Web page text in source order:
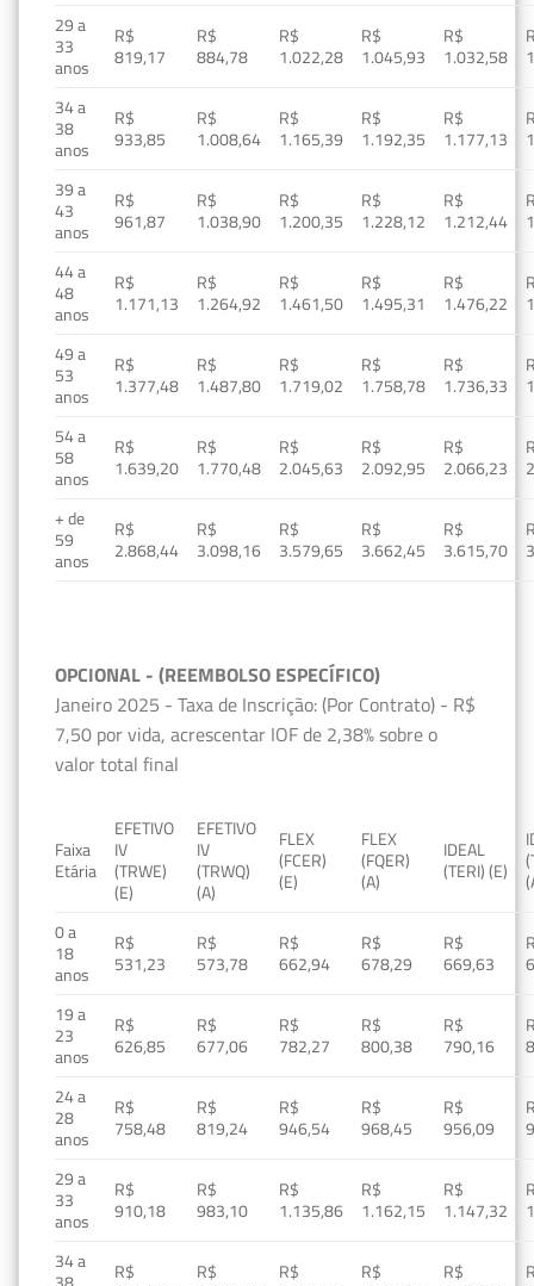
29 a
33
anos
R$
819,17
R$
884,78
R$
1.022,28
R$
1.045,93
R$
1.032,58
34 a
38
anos
R$
933,85
R$
1.008,64
R$
1.165,39
R$
1.192,35
R$
1.177,13
39 a
43
anos
R$
961,87
R$
1.038,90
R$
1.200,35
R$
1.228,12
R$
1.212,44
44 a
48
anos
R$
1.171,13
R$
1.264,92
R$
1.461,50
R$
1.495,31
R$
1.476,22
49 a
53
anos
R$
1.377,48
R$
1.487,80
R$
1.719,02
R$
1.758,78
R$
1.736,33
54 a
58
anos
R$
1.639,20
R$
1.770,48
R$
2.045,63
R$
2.092,95
R$
2.066,23
+ de
59
anos
R$
2.868,44
R$
3.098,16
R$
3.579,65
R$
3.662,45
R$
3.615,70
OPCIONAL - (REEMBOLSO ESPECÍFICO)
Janeiro 2025 - Taxa de Inscrição: (Por Contrato) - R$
7,50 por vida, acrescentar IOF de 2,38% sobre o
valor total final
Faixa
Etária
EFETIVO
IV
(TRWE)
(E)
EFETIVO
IV
(TRWQ)
(A)
FLEX
(FCER)
(E)
FLEX
(FQER)
(A)
IDEAL
(TERI) (E)
0 a
18
anos
R$
531,23
R$
573,78
R$
662,94
R$
678,29
R$
669,63
19 a
23
anos
R$
626,85
R$
677,06
R$
782,27
R$
800,38
R$
790,16
24 a
28
anos
R$
758,48
R$
819,24
R$
946,54
R$
968,45
R$
956,09
29 a
33
anos
R$
910,18
R$
983,10
R$
1.135,86
R$
1.162,15
R$
1.147,32
34 a
R$
R$
R$
R$
R$